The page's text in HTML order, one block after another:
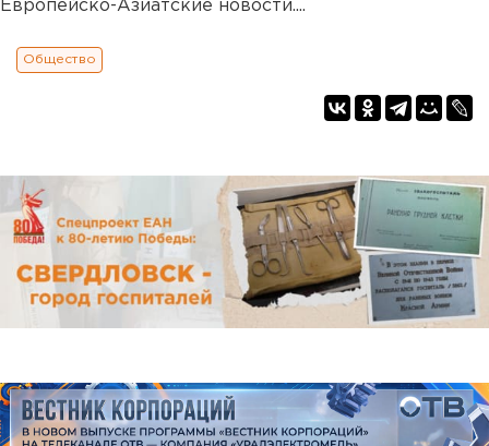
Европейско-Азиатские новости....
Общество